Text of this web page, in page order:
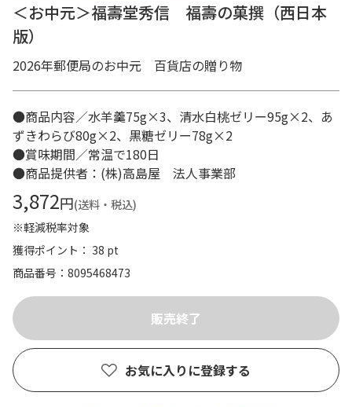
＜お中元＞福壽堂秀信 福壽の菓撰（西日本
版）
2026年郵便局のお中元 百貨店の贈り物
●商品内容／水羊羹75g×3、清水白桃ゼリー95g×2、あ
ずきわらび80g×2、黒糖ゼリー78g×2
●賞味期間／常温で180日
●商品提供者：(株)高島屋 法人事業部
3,872円(送料・税込)
※軽減税率対象
獲得ポイント： 38 pt
商品番号
8095468473
お気に入りに登録する